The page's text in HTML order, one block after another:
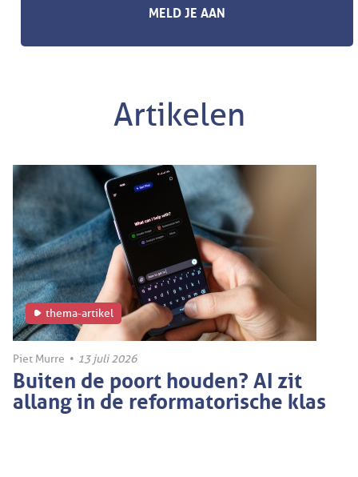
MELD JE AAN
Artikelen
thema-artikel
Piet Murre • 13 juli 2026
Buiten de poort houden? AI zit
allang in de reformatorische klas